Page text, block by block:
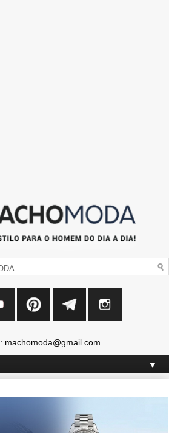
: machomoda@gmail.com
▼